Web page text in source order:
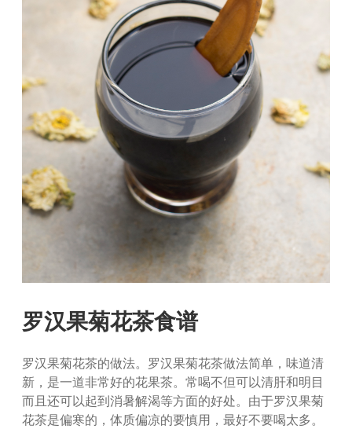
罗汉果菊花茶食谱
罗汉果菊花茶的做法。罗汉果菊花茶做法简单，味道清
新，是一道非常好的花果茶。常喝不但可以清肝和明目
而且还可以起到消暑解渴等方面的好处。由于罗汉果菊
花茶是偏寒的，体质偏凉的要慎用，最好不要喝太多。